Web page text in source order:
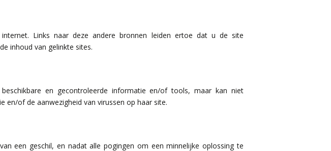
Links naar deze andere bronnen leiden ertoe dat u de site
inhoud van gelinkte sites.
en gecontroleerde informatie en/of tools, maar kan niet
of de aanwezigheid van virussen op haar site.
een geschil, en nadat alle pogingen om een minnelijke oplossing te